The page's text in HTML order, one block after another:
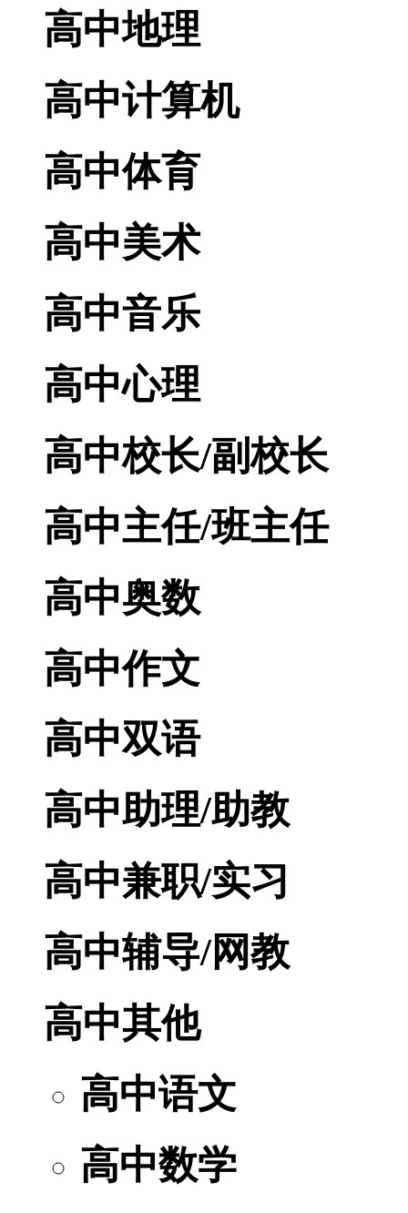
高中地理
高中计算机
高中体育
高中美术
高中音乐
高中心理
高中校长/副校长
高中主任/班主任
高中奥数
高中作文
高中双语
高中助理/助教
高中兼职/实习
高中辅导/网教
高中其他
高中语文
高中数学